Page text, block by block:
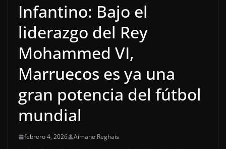
Infantino: Bajo el
liderazgo del Rey
Mohammed VI,
Marruecos es ya una
gran potencia del fútbol
mundial
febrero 4, 2026 Aimane Reghais